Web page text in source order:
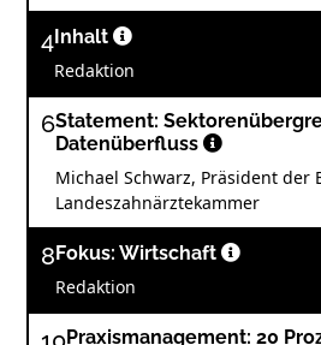
4 Inhalt
Redaktion
6Statement:
Datenüberfluss
Michael Schwarz, Präsident der
Landeszahnärztekammer
8 Fokus: Wirtschaft
Redaktion
Praxismanagement: 20